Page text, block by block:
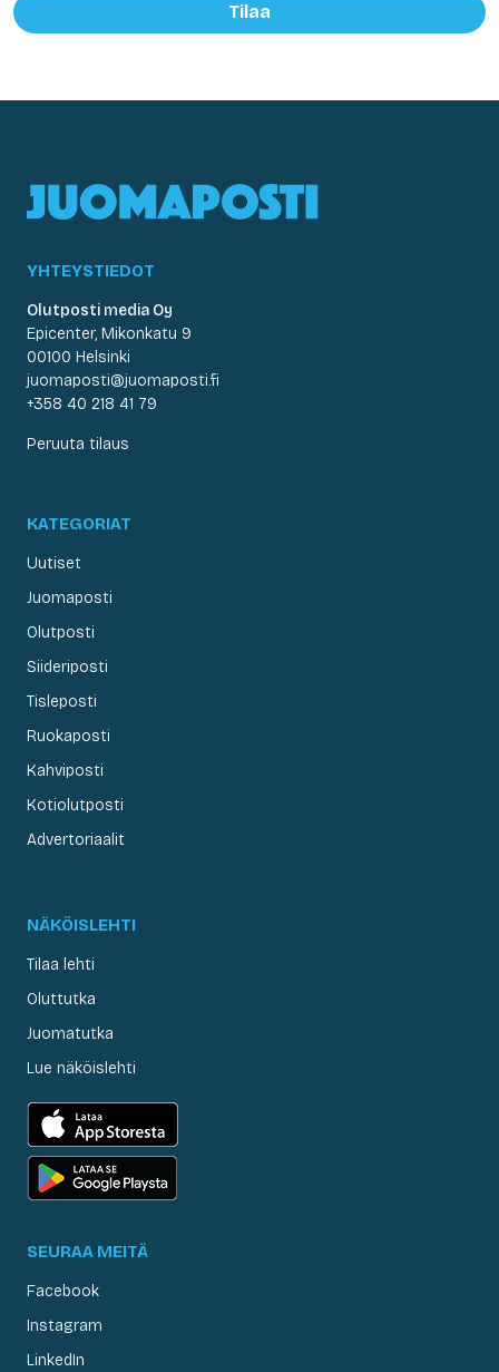
Tilaa
YHTEYSTIEDOT
Olutposti media Oy
Epicenter, Mikonkatu 9
00100 Helsinki
juomaposti@juomaposti.fi
+358 40 218 41 79
Peruuta tilaus
KATEGORIAT
Uutiset
Juomaposti
Olutposti
Siideriposti
Tisleposti
Ruokaposti
Kahviposti
Kotiolutposti
Advertoriaalit
NÄKÖISLEHTI
Tilaa lehti
Oluttutka
Juomatutka
Lue näköislehti
SEURAA MEITÄ
Facebook
Instagram
LinkedIn